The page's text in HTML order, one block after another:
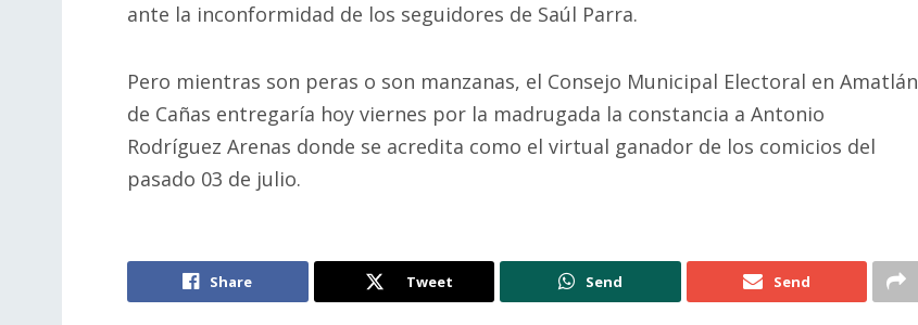
ante la inconformidad de los seguidores de Saúl Parra.
Pero mientras son peras o son manzanas, el Consejo Municipal Electoral en Amatlán
de Cañas entregaría hoy viernes por la madrugada la constancia a Antonio
Rodríguez Arenas donde se acredita como el virtual ganador de los comicios del
pasado 03 de julio.
Share Tweet Send Send